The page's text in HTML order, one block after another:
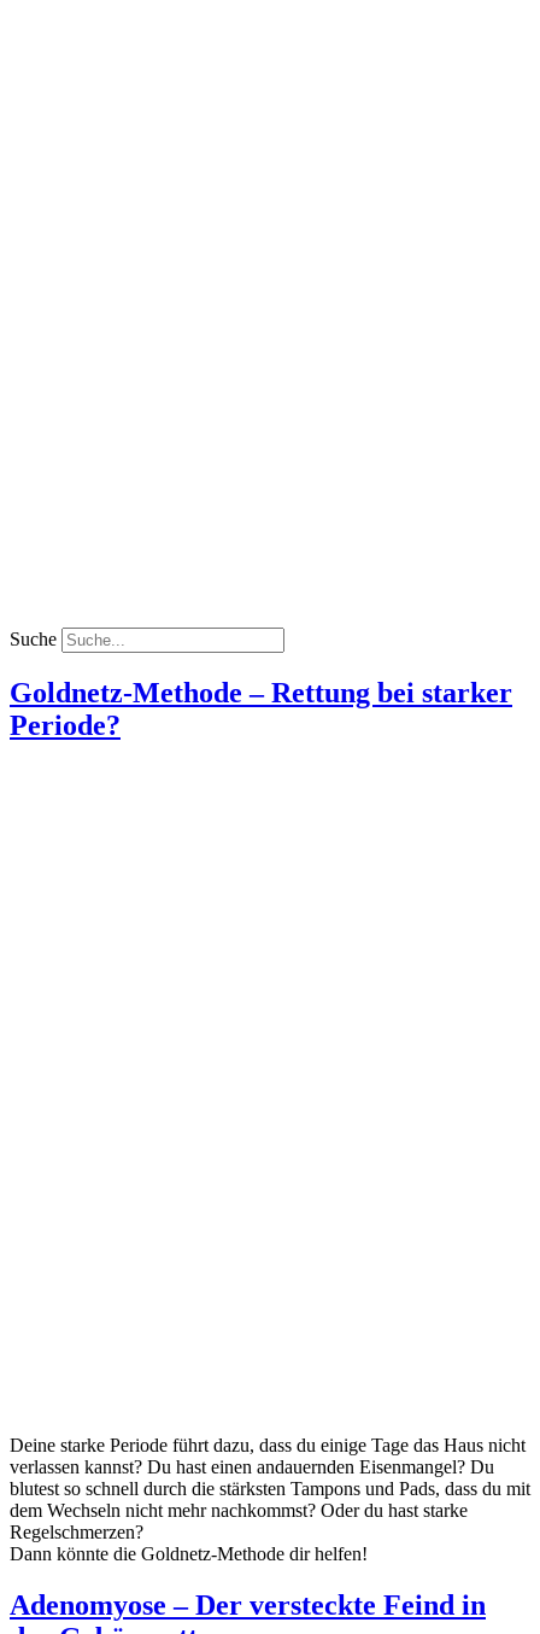
Suche
Goldnetz-Methode – Rettung bei starker
Periode?
Deine starke Periode führt dazu, dass du einige Tage das Haus nicht
verlassen kannst? Du hast einen andauernden Eisenmangel? Du
blutest so schnell durch die stärksten Tampons und Pads, dass du mit
dem Wechseln nicht mehr nachkommst? Oder du hast starke
Regelschmerzen?
Dann könnte die Goldnetz-Methode dir helfen!
Adenomyose – Der versteckte Feind in